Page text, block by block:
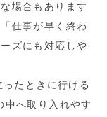
場合もあります
仕事が早く終わ
ズにも対応しや
たときに行ける
中へ取り入れやす